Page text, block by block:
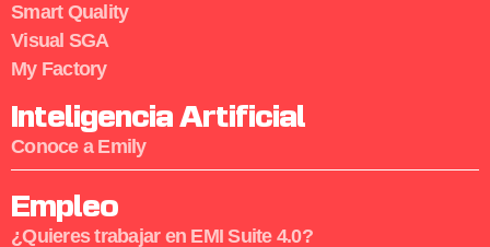
Smart Quality
Visual SGA
My Factory
Inteligencia Artificial
Conoce a Emily
Empleo
¿Quieres trabajar en EMI Suite 4.0?